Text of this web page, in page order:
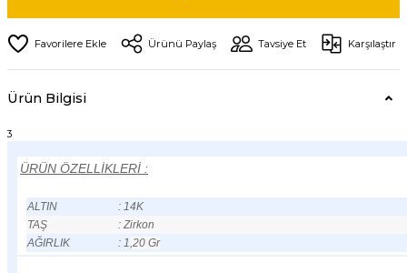
Ürünü Paylaş Tavsiye Et Karşılaştır
Ürün Bilgisi
3
ÜRÜN ÖZELLİKLERİ :
ALTIN
: 14K
TAŞ
: Zirkon
AĞIRLIK
: 1,20 Gr